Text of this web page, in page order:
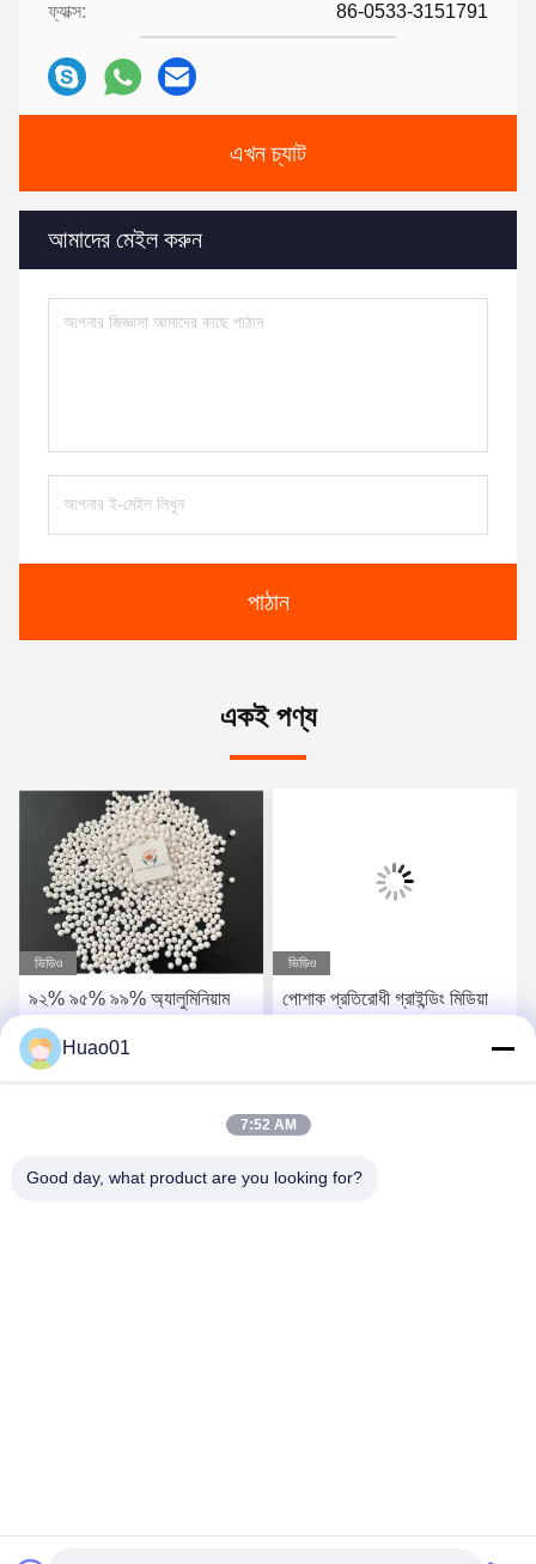
ফ্যাক্স: 86-0533-3151791
এখন চ্যাট
আমাদের মেইল ​​করুন
পাঠান
একই পণ্য
ভিডিও
৯২% ৯৫% ৯৯% অ্যালুমিনিয়াম
সিরামিক গ্রিলিং বল অ্যালুমিনিয়াম
মণির ক্ষয় প্রতিরোধের
ভিডিও
পোশাক প্রতিরোধী গ্রাইন্ডিং মিডিয়া
চীন ভালো মানের অ্যালুমিনিয়াম সিরামিক টাইলস সরবরাহকারী। কপিরাইট © 2024-
Huao01
7:52 AM
Good day, what product are you looking for?